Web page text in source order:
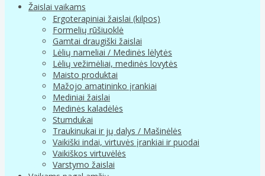
Žaislai vaikams
Ergoterapiniai žaislai (kilpos)
Formelių rūšiuoklė
Gamtai draugiški žaislai
Lėlių nameliai / Medinės lėlytės
Lėlių vežimėliai, medinės lovytės
Maisto produktai
Mažojo amatininko įrankiai
Mediniai žaislai
Medinės kaladėlės
Stumdukai
Traukinukai ir jų dalys / Mašinėlės
Vaikiški indai, virtuvės įrankiai ir puodai
Vaikiškos virtuvėlės
Varstymo žaislai